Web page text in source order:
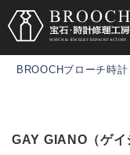
BROOCHブローチ時
GAY GIANO（ゲイ